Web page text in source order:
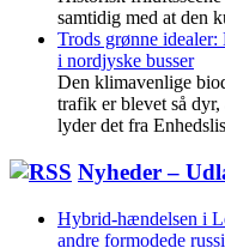
samtidig med at den
Trods grønne idealer:
i nordjyske busser
Den klimavenlige
trafik er blevet så
lyder det fra
Nyheder –
Hybrid-hændelsen i
andre formodede